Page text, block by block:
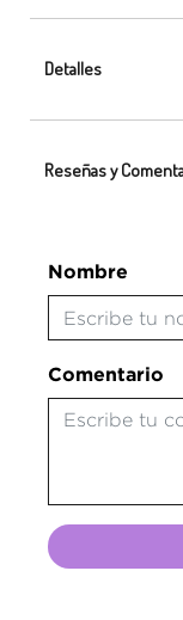
Detalles
Reseñas y
Nombre
Comentario